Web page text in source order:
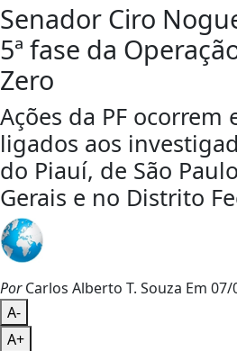
Senador Ciro
5ª fase da
Zero
Ações da PF ocorrem
ligados aos
do Piauí, de São
Gerais e no Distrito
PorCarlos Alberto T. Souza Em
A-
A+